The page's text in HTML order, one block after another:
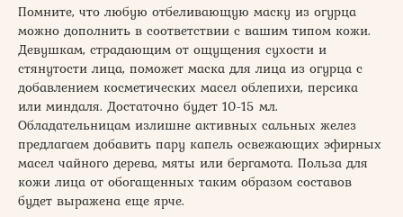
Помните, что любую отбеливающую маску из огурца
можно дополнить в соответствии с вашим типом кожи.
Девушкам, страдающим от ощущения сухости и
стянутости лица, поможет маска для лица из огурца с
добавлением косметических масел облепихи, персика
или миндаля. Достаточно будет 10-15 мл.
Обладательницам излишне активных сальных желез
предлагаем добавить пару капель освежающих эфирных
масел чайного дерева, мяты или бергамота. Польза для
кожи лица от обогащенных таким образом составов
будет выражена еще ярче.